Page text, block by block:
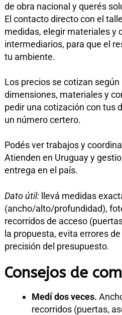
de obra nacional y querés
El contacto directo con el
medidas, elegir materiales y
intermediarios, para que el
tu ambiente.
Los precios se cotizan
dimensiones, materiales y
pedir una cotización con tus
un número certero.
Podés ver trabajos y
Atienden en Uruguay y
entrega en el país.
Dato útil: llevá medidas
(ancho/alto/profundidad),
recorridos de acceso
la propuesta, evita errores
precisión del presupuesto.
Consejos de
Medí dos veces.
recorridos (puertas,